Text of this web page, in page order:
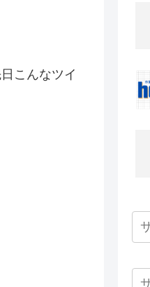
こんなツイ